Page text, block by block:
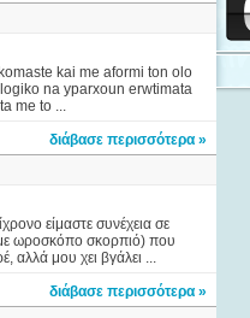
kai me aformi ton olo
na yparxoun erwtimata
me to ...
διάβασε περισσότερα »
είμαστε συνέχεια σε
με ωροσκόπο σκορπιό) που
αλλά μου χει βγάλει ...
διάβασε περισσότερα »